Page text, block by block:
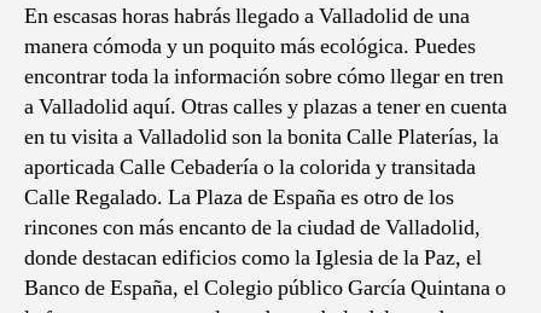
En escasas horas habrás llegado a Valladolid de una
manera cómoda y un poquito más ecológica. Puedes
encontrar toda la información sobre cómo llegar en tren
a Valladolid aquí. Otras calles y plazas a tener en cuenta
en tu visita a Valladolid son la bonita Calle Platerías, la
aporticada Calle Cebadería o la colorida y transitada
Calle Regalado. La Plaza de España es otro de los
rincones con más encanto de la ciudad de Valladolid,
donde destacan edificios como la Iglesia de la Paz, el
Banco de España, el Colegio público García Quintana o